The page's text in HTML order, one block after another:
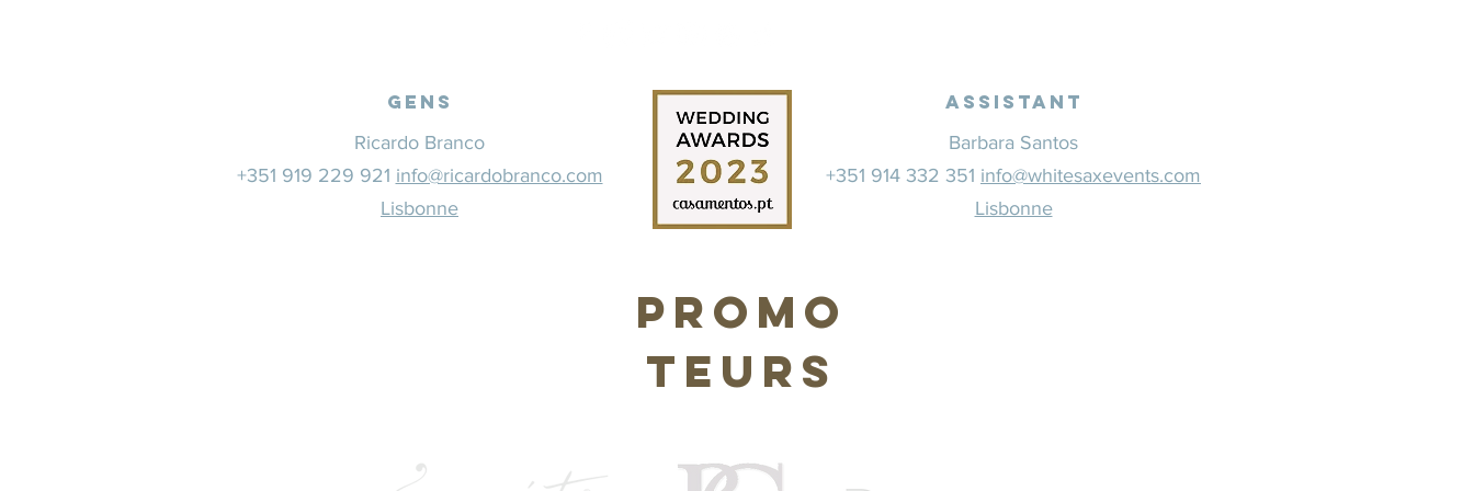
Gens
Ricardo Branco
+351 919 229 921 info@ricardobranco.com
Lisbonne
Assistant
Barbara Santos
+351 914 332 351 info@whitesaxevents.com
Lisbonne
Promo
teurs